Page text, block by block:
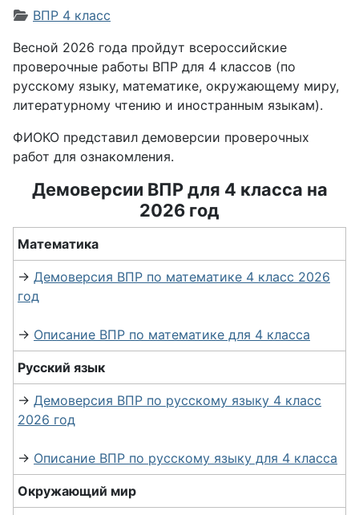
Информация о материале
ВПР 4 класс
Весной 2026 года пройдут всероссийские
проверочные работы ВПР для 4 классов (по
русскому языку, математике, окружающему миру,
литературному чтению и иностранным языкам).
ФИОКО представил демоверсии проверочных
работ для ознакомления.
Демоверсии ВПР для 4 класса на
2026 год
Математика
→ Демоверсия ВПР по математике 4 класс 2026
год
→ Описание ВПР по математике для 4 класса
Русский язык
→ Демоверсия ВПР по русскому языку 4 класс
2026 год
→ Описание ВПР по русскому языку для 4 класса
Окружающий мир